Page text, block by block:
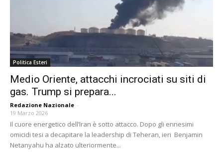
Politica Esteri
Medio Oriente, attacchi incrociati su siti di
gas. Trump si prepara...
Redazione Nazionale -
19 Marzo 2026
Il cuore energetico dell’Iran è sotto attacco. Dopo gli ennesimi
omicidi tesi a decapitare la leadership di Teheran, ieri Benjamin
Netanyahu ha alzato ulteriormente...